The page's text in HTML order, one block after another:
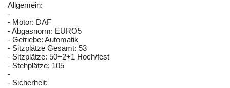
Allgemein:
-
- Motor: DAF
- Abgasnorm: EURO5
- Getriebe: Automatik
- Sitzplätze Gesamt: 53
- Sitzplätze: 50+2+1 Hoch/fest
- Stehplätze: 105
-
- Sicherheit: